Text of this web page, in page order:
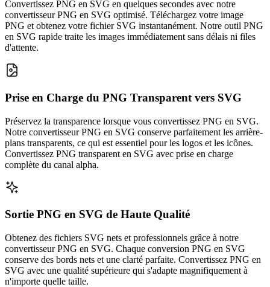
Convertissez PNG en SVG en quelques secondes avec notre
convertisseur PNG en SVG optimisé. Téléchargez votre image
PNG et obtenez votre fichier SVG instantanément. Notre outil PNG
en SVG rapide traite les images immédiatement sans délais ni files
d'attente.
Prise en Charge du PNG Transparent vers SVG
Préservez la transparence lorsque vous convertissez PNG en SVG.
Notre convertisseur PNG en SVG conserve parfaitement les arrière-
plans transparents, ce qui est essentiel pour les logos et les icônes.
Convertissez PNG transparent en SVG avec prise en charge
complète du canal alpha.
Sortie PNG en SVG de Haute Qualité
Obtenez des fichiers SVG nets et professionnels grâce à notre
convertisseur PNG en SVG. Chaque conversion PNG en SVG
conserve des bords nets et une clarté parfaite. Convertissez PNG en
SVG avec une qualité supérieure qui s'adapte magnifiquement à
n'importe quelle taille.